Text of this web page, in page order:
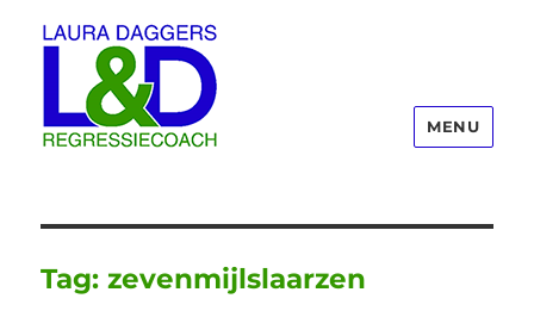
MENU
Tag:zevenmijlslaarzen